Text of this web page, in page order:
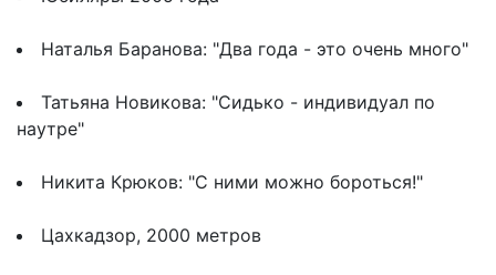
Наталья Баранова: "Два года - это очень много"
Татьяна Новикова: "Сидько - индивидуал по
наутре"
Никита Крюков: "С ними можно бороться!"
Цахкадзор, 2000 метров